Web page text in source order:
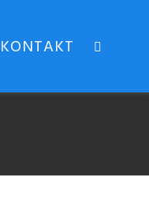
KONTAKT